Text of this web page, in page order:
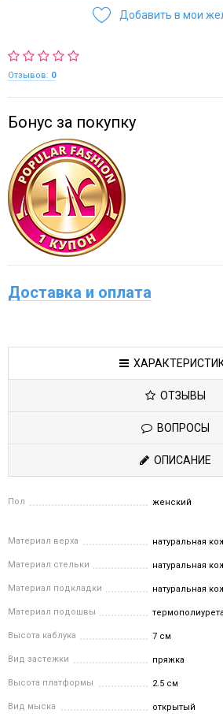
Добавить в мои
Отзывов: 0
Бонус за покупку
Доставка и оплата
ОТЗЫВЫ
ВОПРОСЫ
ОПИСАНИЕ
Пол женский
Материал верха натуральная
Материал стельки натуральная
Материал подкладки натуральная
Материал подошвы
Высота каблука 7 см
Вид застежки пряжка
Высота платформы 2.5 см
Вид мыска открытый